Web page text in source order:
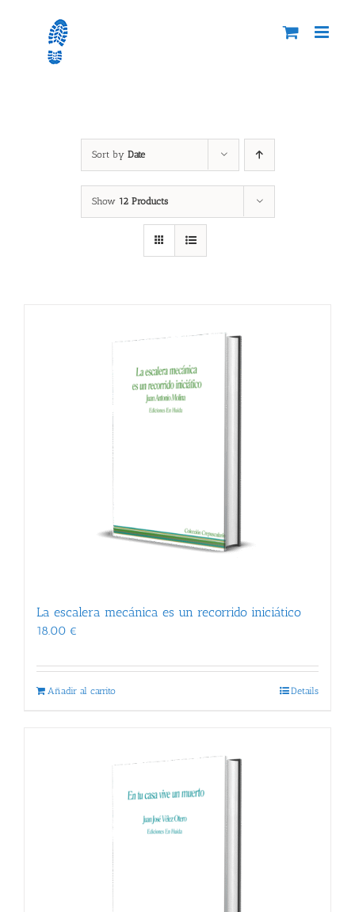
Sort by Date
Show 12 Products
La escalera mecánica es un recorrido iniciático
18.00 €
Añadir al carrito Details